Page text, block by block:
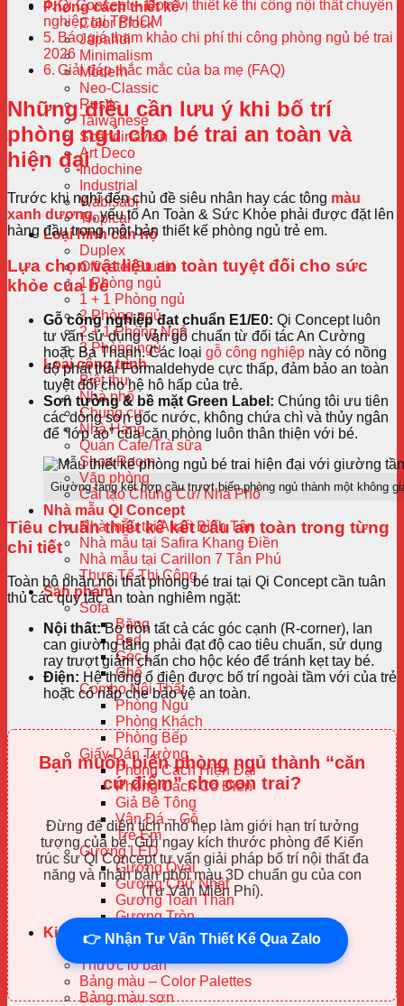
Phong cách thiết kế
Color Block
Japandi
Minimalism
Modern
Neo-Classic
Rustic
Taiwanese
Scandinavian
Art Deco
Indochine
Industrial
Wabisabi
Tropical
Loại hình căn hộ
Duplex
Officetel/Studio
1 Phòng ngủ
1 + 1 Phòng ngủ
2 Phòng ngủ
2 + 1 Phòng Ngủ
3 Phòng ngủ
Loại công trình
Biệt thự
Nhà phố
Chung cư
Nhà Hàng
Quán Cafe/Trà sữa
ShowRoom
Văn phòng
Cải tạo Chung Cư/ Nhà Phố
Nhà mẫu QI Concept
Nhà mẫu tại Akari Bình Tân
Nhà mẫu tại Safira Khang Điền
Nhà mẫu tại Carillon 7 Tân Phú
Thực Tế Thi Công
Sản phẩm
Sofa
Băng
Bed
Góc L
Ghế
Combo Nội Thất
Phòng Ngủ
Phòng Khách
Phòng Bếp
Giấy Dán Tường
Phong Cách Hiện Đại
Phong Cách Cổ Điển
Giả Bê Tông
Vân Đá – Gỗ
Trẻ Em
Gương LED
Gương Oval
Gương Chữ Nhật
Gương Toàn Thân
Gương Tròn
Kiến thức
Tin tức
Thước lỗ ban
Bảng màu – Color Palettes
Bảng màu sơn
Qi Concept – Đơn vị thiết kế thi công nội thất chuyên
nghiệp tại TPHCM
Báo giá tham khảo chi phí thi công phòng ngủ bé trai
2026
Giải đáp thắc mắc của ba mẹ (FAQ)
Những điều cần lưu ý khi bố trí
phòng ngủ cho bé trai an toàn và
hiện đại
Trước khi nghĩ đến chủ đề siêu nhân hay các tông màu
xanh dương, yếu tố An Toàn & Sức Khỏe phải được đặt lên
hàng đầu trong một bản thiết kế phòng ngủ trẻ em.
Lựa chọn vật liệu an toàn tuyệt đối cho sức
khỏe của bé
Gỗ công nghiệp đạt chuẩn E1/E0: Qi Concept luôn
tư vấn sử dụng ván gỗ chuẩn từ đối tác An Cường
hoặc Ba Thanh. Các loại gỗ công nghiệp này có nồng
độ phát thải Formaldehyde cực thấp, đảm bảo an toàn
tuyệt đối cho hệ hô hấp của trẻ.
Sơn tường & bề mặt Green Label: Chúng tôi ưu tiên
các dòng sơn gốc nước, không chứa chì và thủy ngân
để “lớp áo” của căn phòng luôn thân thiện với bé.
Giường tầng kết hợp cầu trượt biến phòng ngủ thành một không
Tiêu chuẩn thiết kế kết cấu an toàn trong từng
chi tiết
Toàn bộ phần nội thất phòng bé trai tại Qi Concept cần tuân
thủ các quy tắc an toàn nghiêm ngặt:
Nội thất:Bo tròn tất cả các góc cạnh (R-corner), lan
can giường tầng phải đạt độ cao tiêu chuẩn, sử dụng
ray trượt giảm chấn cho hộc kéo để tránh kẹt tay bé.
Điện: Hệ thống ổ điện được bố trí ngoài tầm với của trẻ
hoặc có nắp che bảo vệ an toàn.
Bạn muốn biến phòng ngủ thành “căn
cứ điểm” cho con trai?
Đừng để diện tích nhỏ hẹp làm giới hạn trí tưởng
tượng của bé. Gửi ngay kích thước phòng để Kiến
trúc sư Qi Concept tư vấn giải pháp bố trí nội thất đa
năng và nhận bản phối màu 3D chuẩn gu của con
(Tư Vấn Miễn Phí).
👉 Nhận Tư Vấn Thiết Kế Qua Zalo